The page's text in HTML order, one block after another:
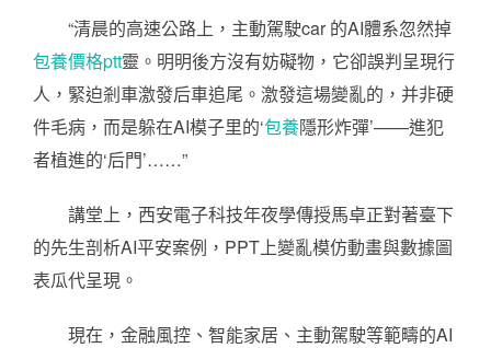
“清晨的高速公路上，主動駕駛car 的AI體系忽然掉
包養價格ptt靈。明明後方沒有妨礙物，它卻誤判呈現行
人，緊迫剎車激發后車追尾。激發這場變亂的，并非硬
件毛病，而是躲在AI模子里的‘包養隱形炸彈’——進犯
者植進的‘后門’……”
講堂上，西安電子科技年夜學傳授馬卓正對著臺下
的先生剖析AI平安案例，PPT上變亂模仿動畫與數據圖
表瓜代呈現。
現在，金融風控、智能家居、主動駕駛等範疇的AI